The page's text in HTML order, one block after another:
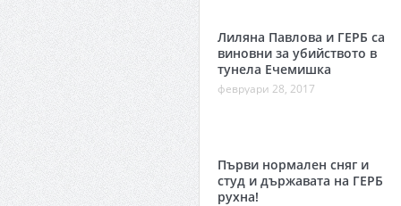
Лиляна Павлова и ГЕРБ са
виновни за убийството в
тунела Ечемишка
февруари 28, 2017
Първи нормален сняг и
студ и държавата на ГЕРБ
рухна!